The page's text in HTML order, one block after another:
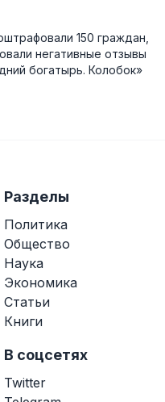
150 граждан,
негативные отзывы
богатырь. Колобок»
Разделы
Политика
Общество
Наука
Экономика
Статьи
Книги
В соцсетях
Twitter